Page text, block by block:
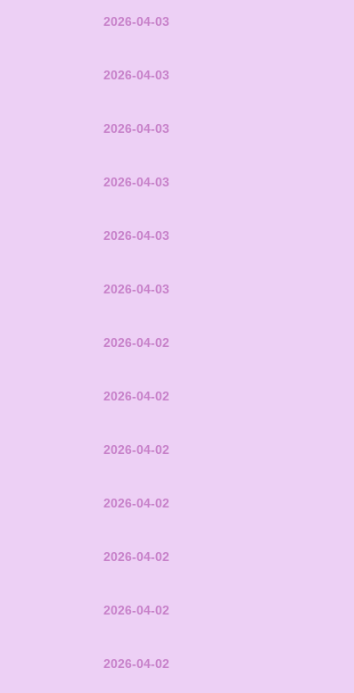
2026-04-03
2026-04-03
2026-04-03
2026-04-03
2026-04-03
2026-04-03
2026-04-02
2026-04-02
2026-04-02
2026-04-02
2026-04-02
2026-04-02
2026-04-02